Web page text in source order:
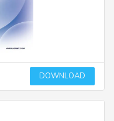
DOWNLOAD